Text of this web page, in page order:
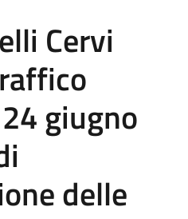
Cervi
giugno
delle